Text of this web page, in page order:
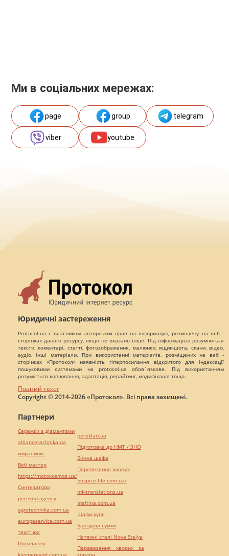
Ми в соціальних мережах:
page group telegram
viber youtube
Юридичні застереження
Protocol.ua є власником авторських прав на інформацію, розміщену на веб -
сторінках даного ресурсу, якщо не вказано інше. Під інформацією розуміються
тексти, коментарі, статті, фотозображення, малюнки, ящик-шота, скани, відео,
аудіо, інші матеріали. При використанні матеріалів, розміщених на веб -
сторінках «Протокол» наявність гіперпосилання відкритого для індексації
пошуковими системами на protocol.ua обов`язкове. Під використанням
розуміється копіювання, адаптація, рерайтинг, модифікація тощо.
Повний текст
Copyright © 2014-2026 «Протокол». Всі права захищені.
Партнери
Сережки з діамантами
alliancetechnika.ua
миралинкс
Веб мастер
https://motokosmos.ua/
Синтезатори
perevod.agency
agrotechnika.com.ua
europeservice.com.ua
текст юа
Посилання
kievperevod.com.ua
pereklad.ua
Підготовка до НМТ / ЗНО
Винна шафа
Перевезення хворих
hospice-life.com.ua/
mk-translations.ua
maltina.com.ua
Шафи купе
Брендові сумки
Натяжні стелі Nova Stelya
Перевезення хворих за
кордон